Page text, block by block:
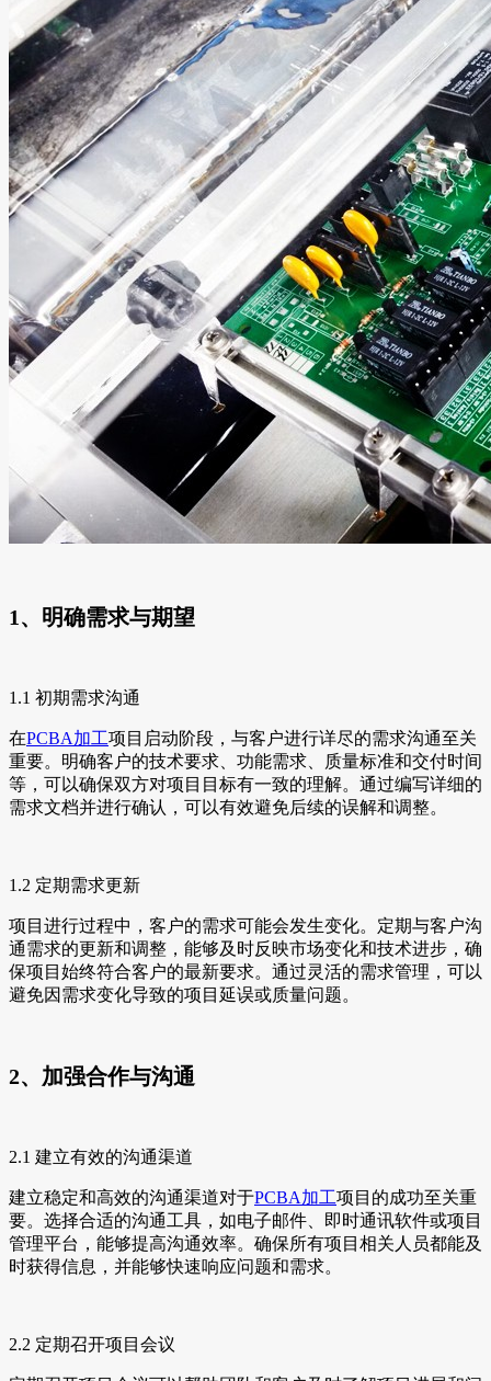
1、明确需求与期望
1.1 初期需求沟通
在PCBA加工项目启动阶段，与客户进行详尽的需求沟通至关
重要。明确客户的技术要求、功能需求、质量标准和交付时间
等，可以确保双方对项目目标有一致的理解。通过编写详细的
需求文档并进行确认，可以有效避免后续的误解和调整。
1.2 定期需求更新
项目进行过程中，客户的需求可能会发生变化。定期与客户沟
通需求的更新和调整，能够及时反映市场变化和技术进步，确
保项目始终符合客户的最新要求。通过灵活的需求管理，可以
避免因需求变化导致的项目延误或质量问题。
2、加强合作与沟通
2.1 建立有效的沟通渠道
建立稳定和高效的沟通渠道对于PCBA加工项目的成功至关重
要。选择合适的沟通工具，如电子邮件、即时通讯软件或项目
管理平台，能够提高沟通效率。确保所有项目相关人员都能及
时获得信息，并能够快速响应问题和需求。
2.2 定期召开项目会议